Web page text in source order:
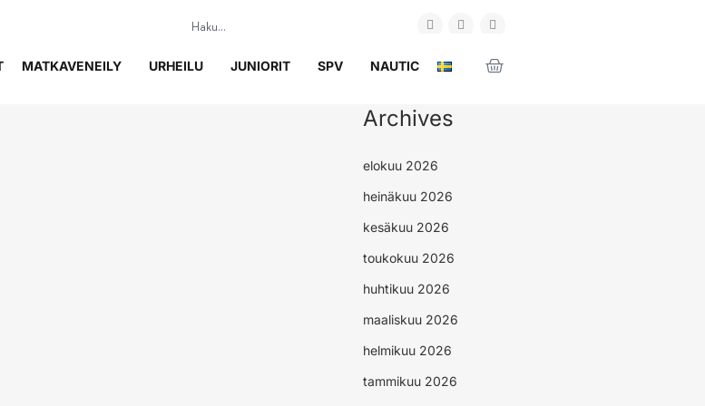
MATKAVENEILY URHEILU JUNIORIT SPV NAUTIC
Archives
elokuu 2026
heinäkuu 2026
kesäkuu 2026
toukokuu 2026
huhtikuu 2026
maaliskuu 2026
helmikuu 2026
tammikuu 2026